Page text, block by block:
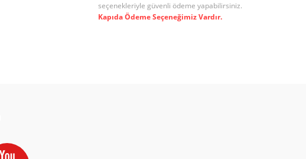
seçenekleriyle güvenli ödeme yapabilirsiniz.
Kapıda Ödeme Seçeneğimiz Vardır.